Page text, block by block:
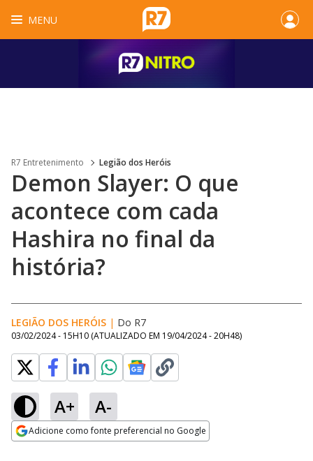
MENU
R7 Entretenimento Legião dos Heróis
Demon Slayer: O que
acontece com cada
Hashira no final da
história?
LEGIÃO DOS HERÓIS | Do R7
03/02/2024 - 15H10 (ATUALIZADO EM 19/04/2024 - 20H48)
A+ A-
Adicione como fonte preferencial no Google